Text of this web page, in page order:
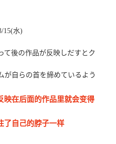
15(水)
て後の作品が反映しだすとク
が自らの首を締めているよう
映在后面的作品里就会变得
了自己的脖子一样